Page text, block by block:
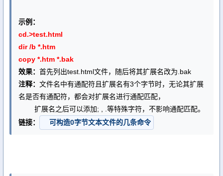
示例：
cd.>test.html
dir /b *.htm
copy *.htm *.bak
效果： 首先列出test.html文件，随后将其扩展名改为.bak
注释： 文件名中有通配符且扩展名有3个字节时，无论其扩展
名是否有通配符，都会对扩展名进行通配匹配，
扩展名之后可以添加; , .等特殊字符，不影响通配匹配。
链接：
可构造0字节文本文件的几条命令